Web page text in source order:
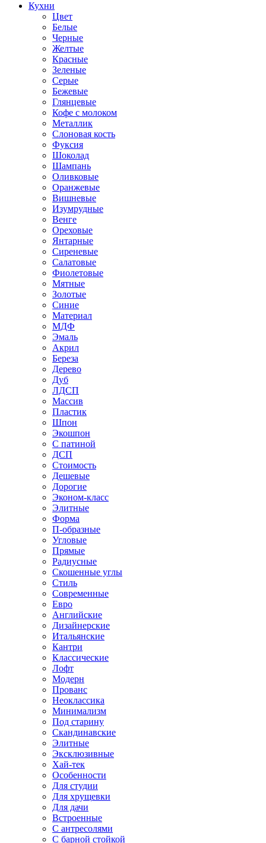
Кухни
Цвет
Белые
Черные
Желтые
Красные
Зеленые
Серые
Бежевые
Глянцевые
Кофе с молоком
Металлик
Слоновая кость
Фуксия
Шоколад
Шампань
Оливковые
Оранжевые
Вишневые
Изумрудные
Венге
Ореховые
Янтарные
Сиреневые
Салатовые
Фиолетовые
Мятные
Золотые
Синие
Материал
МДФ
Эмаль
Акрил
Береза
Дерево
Дуб
ЛДСП
Массив
Пластик
Шпон
Экошпон
С патиной
ДСП
Стоимость
Дешевые
Дорогие
Эконом-класс
Элитные
Форма
П-образные
Угловые
Прямые
Радиусные
Скошенные углы
Стиль
Современные
Евро
Английские
Дизайнерские
Итальянские
Кантри
Классические
Лофт
Модерн
Прованс
Неоклассика
Минимализм
Под старину
Скандинавские
Элитные
Эксклюзивные
Хай-тек
Особенности
Для студии
Для хрущевки
Для дачи
Встроенные
С антресолями
С барной стойкой